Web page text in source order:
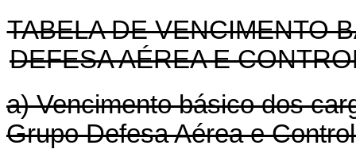
TABELA DE VENCIMENTO
DEFESA AÉREA E
a) Vencimento básico dos
Grupo Defesa Aérea e